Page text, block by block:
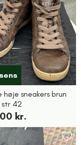
høje sneakers brun
42
kr.